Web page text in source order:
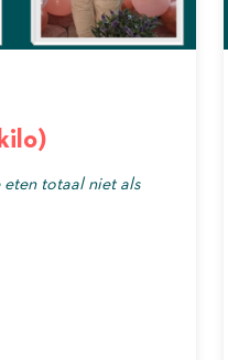
eten totaal niet als